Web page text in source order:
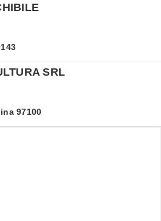
SRL
97100